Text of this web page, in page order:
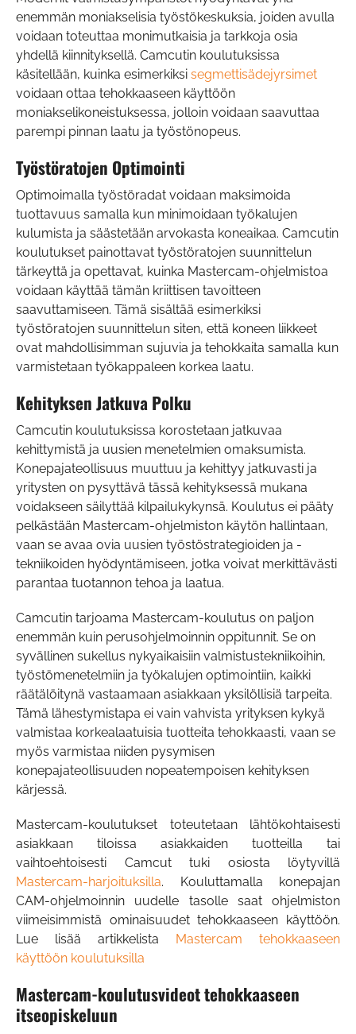
enemmän moniakselisia työstökeskuksia, joiden avulla
voidaan toteuttaa monimutkaisia ja tarkkoja osia
yhdellä kiinnityksellä. Camcutin koulutuksissa
käsitellään, kuinka esimerkiksi segmettisädejyrsimet
voidaan ottaa tehokkaaseen käyttöön
moniakselikoneistuksessa, jolloin voidaan saavuttaa
parempi pinnan laatu ja työstönopeus.
Työstöratojen Optimointi
Optimoimalla työstöradat voidaan maksimoida
tuottavuus samalla kun minimoidaan työkalujen
kulumista ja säästetään arvokasta koneaikaa. Camcutin
koulutukset painottavat työstöratojen suunnittelun
tärkeyttä ja opettavat, kuinka Mastercam-ohjelmistoa
voidaan käyttää tämän kriittisen tavoitteen
saavuttamiseen. Tämä sisältää esimerkiksi
työstöratojen suunnittelun siten, että koneen liikkeet
ovat mahdollisimman sujuvia ja tehokkaita samalla kun
varmistetaan työkappaleen korkea laatu.
Kehityksen Jatkuva Polku
Camcutin koulutuksissa korostetaan jatkuvaa
kehittymistä ja uusien menetelmien omaksumista.
Konepajateollisuus muuttuu ja kehittyy jatkuvasti ja
yritysten on pysyttävä tässä kehityksessä mukana
voidakseen säilyttää kilpailukykynsä. Koulutus ei pääty
pelkästään Mastercam-ohjelmiston käytön hallintaan,
vaan se avaa ovia uusien työstöstrategioiden ja -
tekniikoiden hyödyntämiseen, jotka voivat merkittävästi
parantaa tuotannon tehoa ja laatua.
Camcutin tarjoama Mastercam-koulutus on paljon
enemmän kuin perusohjelmoinnin oppitunnit. Se on
syvällinen sukellus nykyaikaisiin valmistustekniikoihin,
työstömenetelmiin ja työkalujen optimointiin, kaikki
räätälöitynä vastaamaan asiakkaan yksilöllisiä tarpeita.
Tämä lähestymistapa ei vain vahvista yrityksen kykyä
valmistaa korkealaatuisia tuotteita tehokkaasti, vaan se
myös varmistaa niiden pysymisen
konepajateollisuuden nopeatempoisen kehityksen
kärjessä.
Mastercam-koulutukset toteutetaan lähtökohtaisesti
asiakkaan tiloissa asiakkaiden tuotteilla tai
vaihtoehtoisesti Camcut tuki osiosta löytyvillä
Mastercam-harjoituksilla. Kouluttamalla konepajan
CAM-ohjelmoinnin uudelle tasolle saat ohjelmiston
viimeisimmistä ominaisuudet tehokkaaseen käyttöön.
Lue lisää artikkelista Mastercam tehokkaaseen
käyttöön koulutuksilla
Mastercam-koulutusvideot tehokkaaseen
itseopiskeluun